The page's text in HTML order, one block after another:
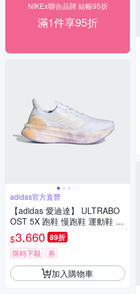
NIKEx聯合品牌 結帳95折
滿1件享95折
adidas官方直營
【adidas 愛迪達】 ULTRABO
OST 5X 跑鞋 慢跑鞋 運動鞋 女
鞋 JI1513
$3,660 89折
限時下殺 券
加入購物車